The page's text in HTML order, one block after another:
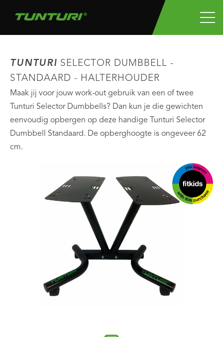
TUNTURI SELECTOR DUMBBELL -
STANDAARD - HALTERHOUDER
Maak jij voor jouw work-out gebruik van een of twee
Tunturi Selector Dumbbells? Dan kun je die gewichten
eenvoudig opbergen op deze handige Tunturi Selector
Dumbbell Standaard. De opberghoogte is ongeveer 62
cm.